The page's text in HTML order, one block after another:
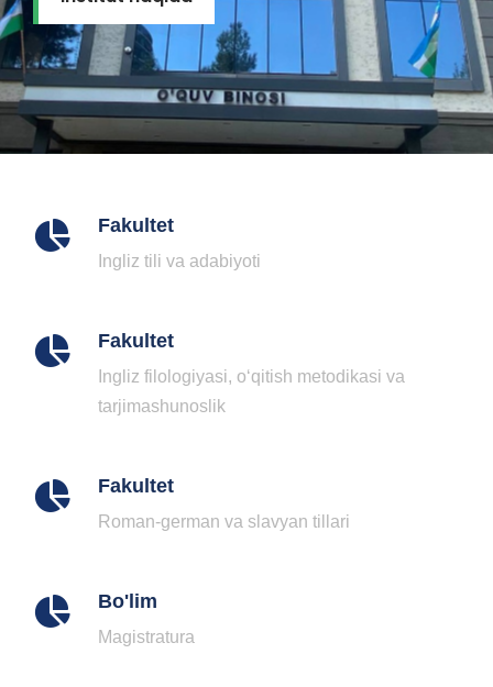
Fakultet
Ingliz tili va adabiyoti
Fakultet
Ingliz filologiyasi, o‘qitish metodikasi va
tarjimashunoslik
Fakultet
Roman-german va slavyan tillari
Bo'lim
Magistratura